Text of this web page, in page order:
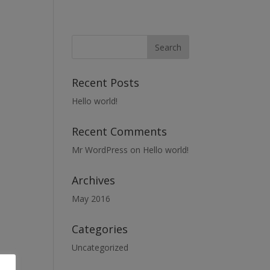
Recent Posts
Hello world!
Recent Comments
Mr WordPress on Hello world!
Archives
May 2016
Categories
Uncategorized